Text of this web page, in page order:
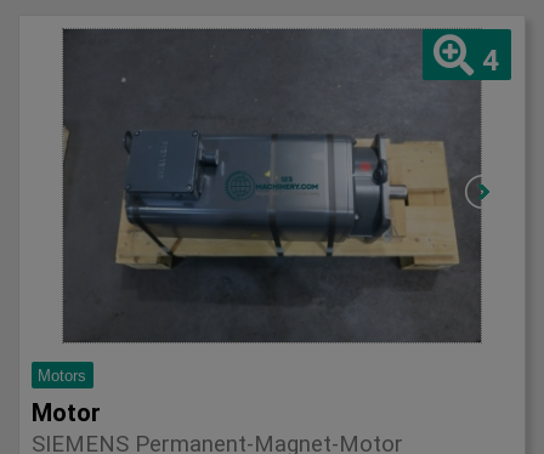
4
Motors
Motor
SIEMENS Permanent-Magnet-Motor